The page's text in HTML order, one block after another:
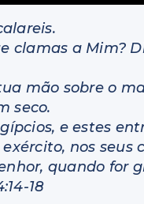
clamas a Mim?
mão sobre o
seco.
e estes
nos seus
quando for
18